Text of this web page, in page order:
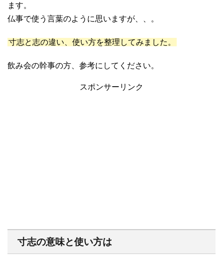
ます。
仏事で使う言葉のように思いますが、、。
寸志と志の違い、使い方を整理してみました。
飲み会の幹事の方、参考にしてください。
スポンサーリンク
寸志の意味と使い方は